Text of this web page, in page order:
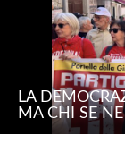
LA
MA CHI SE